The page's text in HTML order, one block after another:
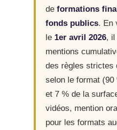
de formations
fonds publics. En
le 1er avril 2026, il
mentions
des règles strictes
selon le format (90
et 7 % de la
vidéos, mention
pour les formats